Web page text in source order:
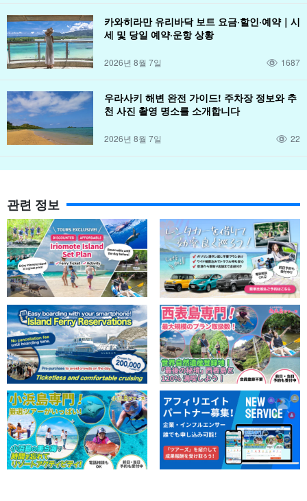
카와히라만 유리바닥 보트 요금·할인·예약｜시
세 및 당일 예약·운항 상황
2026년 8월 7일 1687
우라사키 해변 완전 가이드! 주차장 정보와 추
천 사진 촬영 명소를 소개합니다
2026년 8월 7일 22
관련 정보